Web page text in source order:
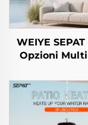
WEIYE SEPAT
Opzioni
Alogene in
Carbonio
Ruby